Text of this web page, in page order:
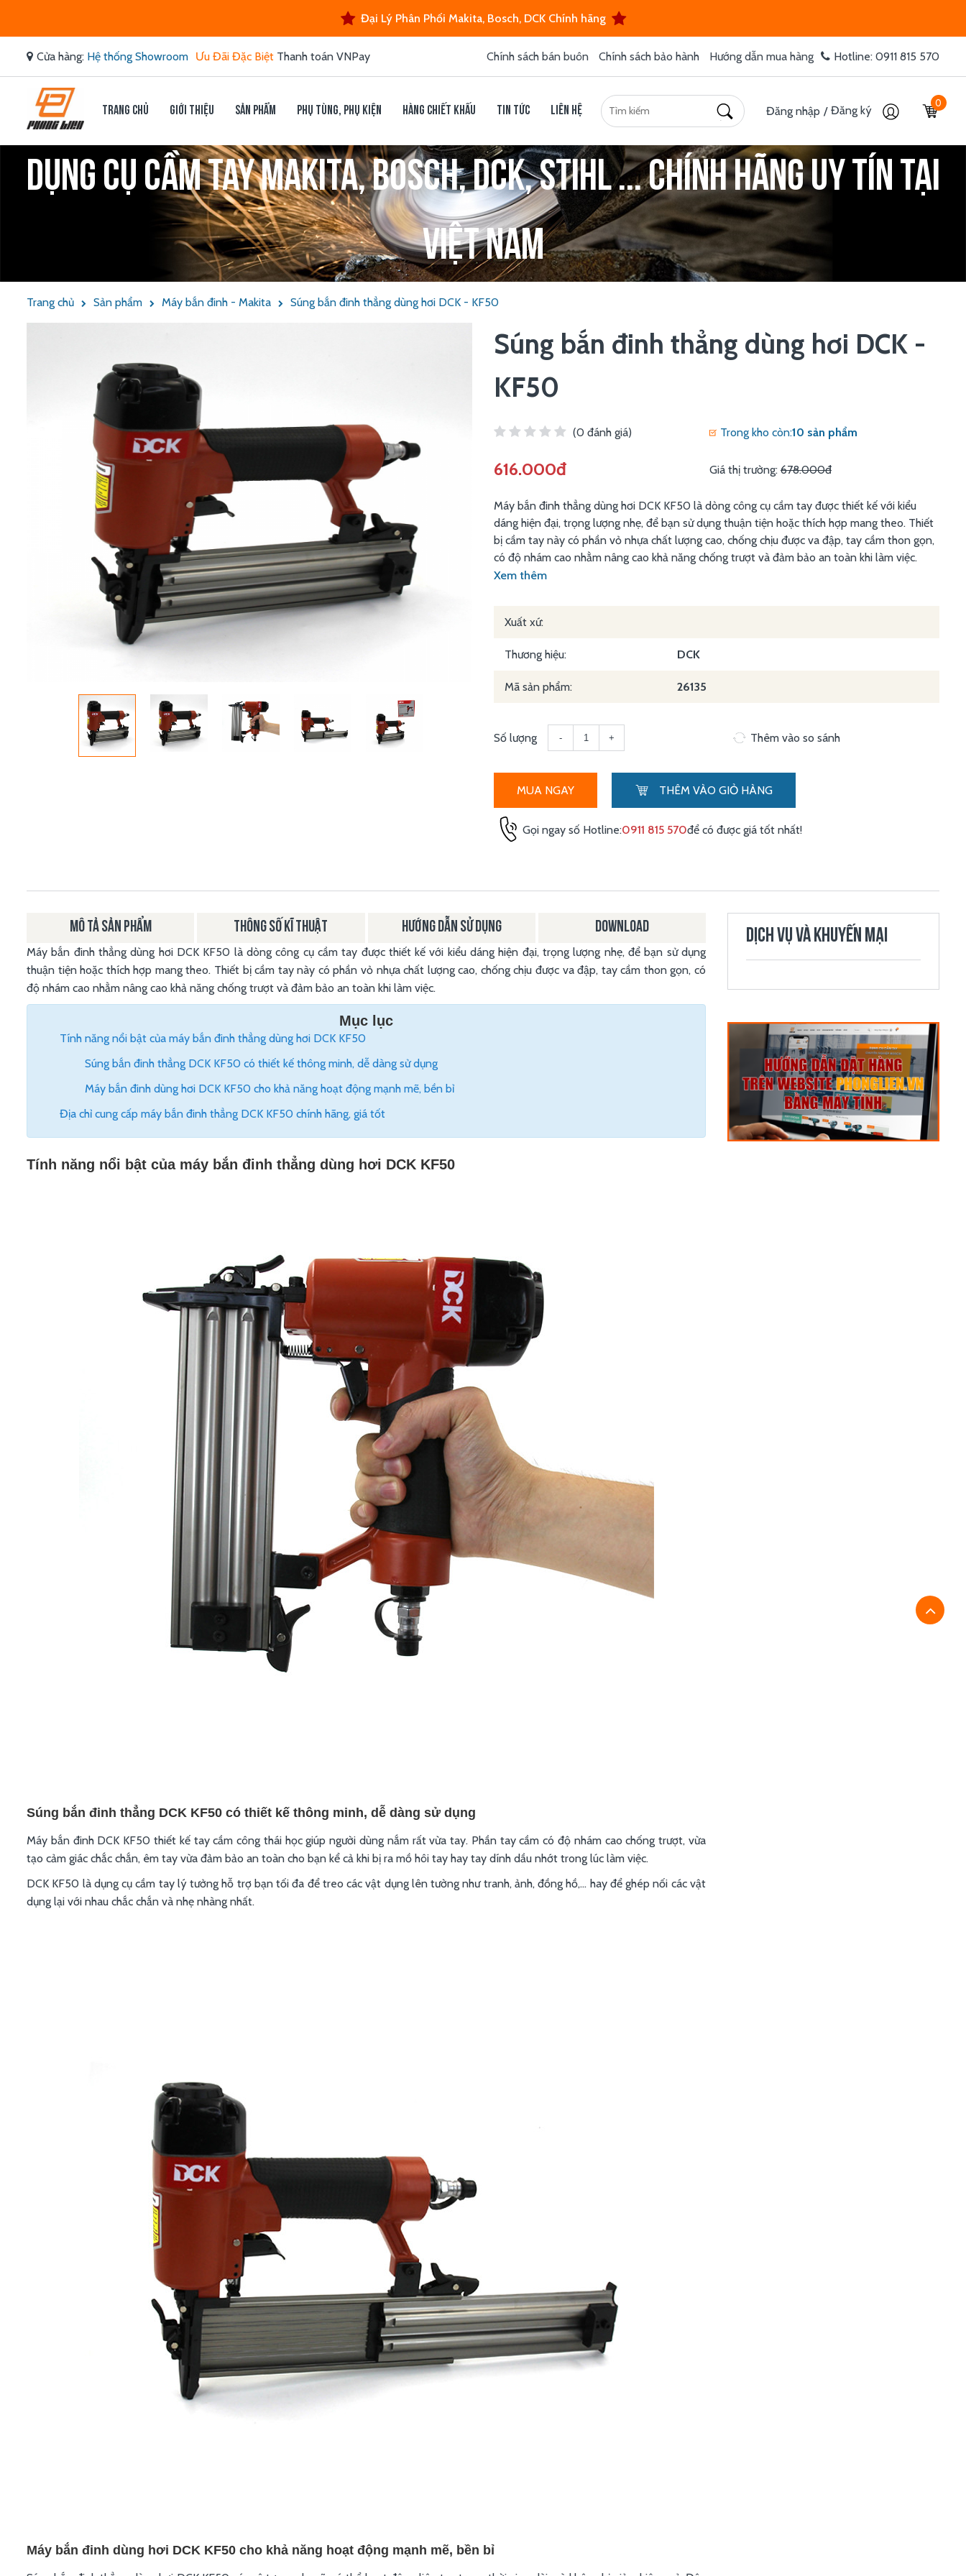
Đại Lý Phân Phối Makita, Bosch, DCK Chính hãng
Cửa hàng: Hệ thống Showroom Ưu Đãi Đặc Biệt Thanh toán VNPay Chính sách bán buôn Chính sách bảo hành Hướng dẫn mua hàng Hotline: 0911 815 570
Trang chủ Giới thiệu Sản phẩm Phụ tùng, phụ kiện Hàng chiết khấu Tin tức Liên hệ Đăng nhập / Đăng ký
0
Dụng cụ cầm tay Makita, Bosch, DCK, Stihl ... chính hãng uy tín tại
Việt Nam
Trang chủ Sản phẩm Máy bắn đinh - Makita Súng bắn đinh thẳng dùng hơi DCK - KF50
Súng bắn đinh thẳng dùng hơi DCK -
KF50
(0 đánh giá) Trong kho còn:10 sản phẩm
616.000đ Giá thị trường: 678.000đ
Máy bắn đinh thẳng dùng hơi DCK KF50 là dòng công cụ cầm tay được thiết kế với kiểu
dáng hiện đại, trọng lượng nhẹ, để bạn sử dụng thuận tiện hoặc thích hợp mang theo. Thiết
bị cầm tay này có phần vỏ nhựa chất lượng cao, chống chịu được va đập, tay cầm thon gọn,
có độ nhám cao nhằm nâng cao khả năng chống trượt và đảm bảo an toàn khi làm việc.
Xem thêm
Xuất xứ:
Thương hiệu: DCK
Mã sản phẩm: 26135
Số lượng - + Thêm vào so sánh
MUA NGAY THÊM VÀO GIỎ HÀNG
Gọi ngay số Hotline:0911 815 570để có được giá tốt nhất!
MÔ TẢ SẢN PHẨM THÔNG SỐ KĨ THUẬT HƯỚNG DẪN SỬ DỤNG DOWNLOAD
Máy bắn đinh thẳng dùng hơi DCK KF50 là dòng công cụ cầm tay được thiết kế với kiểu dáng hiện đại, trọng lượng nhẹ, để bạn sử dụng
thuận tiện hoặc thích hợp mang theo. Thiết bị cầm tay này có phần vỏ nhựa chất lượng cao, chống chịu được va đập, tay cầm thon gọn, có
độ nhám cao nhằm nâng cao khả năng chống trượt và đảm bảo an toàn khi làm việc.
Mục lục
Tính năng nổi bật của máy bắn đinh thẳng dùng hơi DCK KF50
Súng bắn đinh thẳng DCK KF50 có thiết kế thông minh, dễ dàng sử dụng
Máy bắn đinh dùng hơi DCK KF50 cho khả năng hoạt động mạnh mẽ, bền bỉ
Địa chỉ cung cấp máy bắn đinh thẳng DCK KF50 chính hãng, giá tốt
Tính năng nổi bật của máy bắn đinh thẳng dùng hơi DCK KF50
Súng bắn đinh thẳng DCK KF50 có thiết kế thông minh, dễ dàng sử dụng
Máy bắn đinh DCK KF50 thiết kế tay cầm công thái học giúp người dùng nắm rất vừa tay. Phần tay cầm có độ nhám cao chống trượt, vừa
tạo cảm giác chắc chắn, êm tay vừa đảm bảo an toàn cho bạn kể cả khi bị ra mồ hôi tay hay tay dính dầu nhớt trong lúc làm việc.
DCK KF50 là dụng cụ cầm tay lý tưởng hỗ trợ bạn tối đa để treo các vật dụng lên tường như tranh, ảnh, đồng hồ,... hay để ghép nối các vật
dụng lại với nhau chắc chắn và nhẹ nhàng nhất.
Máy bắn đinh dùng hơi DCK KF50 cho khả năng hoạt động mạnh mẽ, bền bỉ
DỊCH VỤ VÀ KHUYẾN MẠI